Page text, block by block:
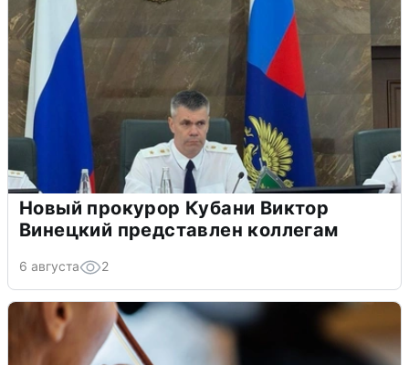
Новый прокурор Кубани Виктор
Винецкий представлен коллегам
6 августа 2